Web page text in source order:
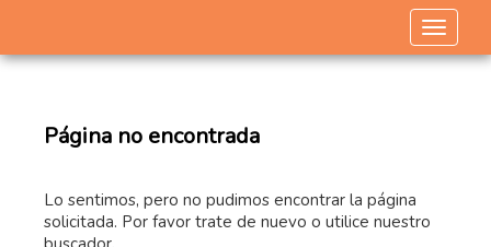
Toggle
Página no encontrada
Lo sentimos, pero no pudimos encontrar la página
solicitada. Por favor trate de nuevo o utilice nuestro